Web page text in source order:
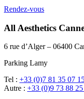
Rendez-vous
All Aesthetics
6 rue d’Alger – 06400
Parking Lamy
Tel : +33 (0)7 81 35 07
Autre : +33 (0)9 73 88